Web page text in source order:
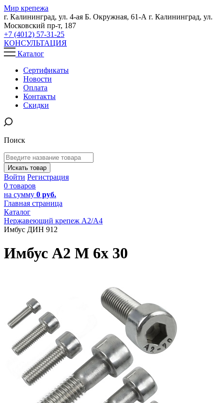
Мир крепежа
г. Калининград, ул. 4-ая Б. Окружная, 61-А г. Калининград, ул.
Московский пр-т, 187
+7 (4012) 57-31-25
КОНСУЛЬТАЦИЯ
Каталог
Сертификаты
Новости
Оплата
Контакты
Скидки
Поиск
Искать товар
Войти Регистрация
0 товаров
на сумму 0 руб.
Главная страница
Каталог
Нержавеющий крепеж А2/А4
Имбус ДИН 912
Имбус А2 М 6х 30